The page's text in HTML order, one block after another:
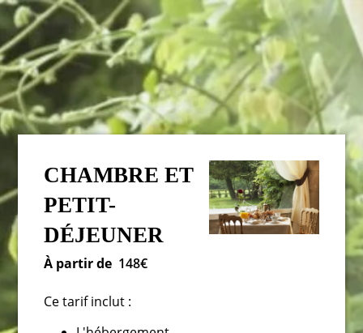
CHAMBRE ET
PETIT-
DÉJEUNER
À partir de 148€
Ce tarif inclut :